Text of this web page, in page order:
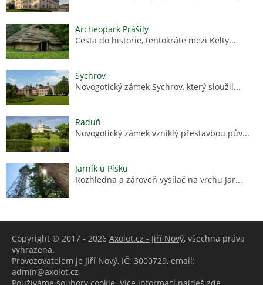
Archeopark Prášily
Cesta do historie, tentokráte mezi Kelty...
Sychrov
Novogotický zámek Sychrov, který sloužil...
Raduň
Novogotický zámek vzniklý přestavbou pův...
Jarník u Písku
Rozhledna a zároveň vysílač na vrchu Jar...
Copyright © 2017 - 2026 Axolot.cz - Jiří Nový, všechna práva
vyhrazena.
Provozovatelem je Jiří Nový, IČ: 3000729, email:
admin@axolot.cz
Používáme soubory cookie. Více informací najdeš zde.